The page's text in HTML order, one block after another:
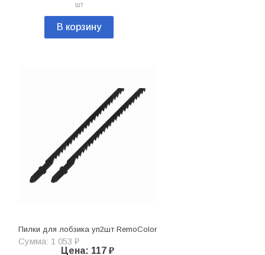
шт
В корзину
Пилки для лобзика уп2шт RemoColor
Сумма: 1 053 ₽
Цена: 117 ₽